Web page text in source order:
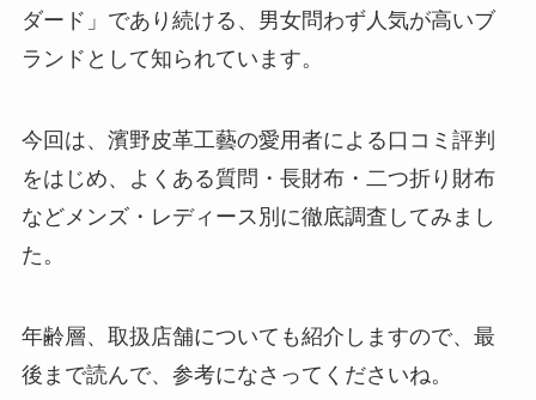
ダード」であり続ける、男女問わず人気が高いブ
ランドとして知られています。
今回は、濱野皮革工藝の愛用者による口コミ評判
をはじめ、よくある質問・長財布・二つ折り財布
などメンズ・レディース別に徹底調査してみまし
た。
年齢層、取扱店舗についても紹介しますので、最
後まで読んで、参考になさってくださいね。